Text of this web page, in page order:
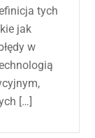
tych
jak
w
[…]